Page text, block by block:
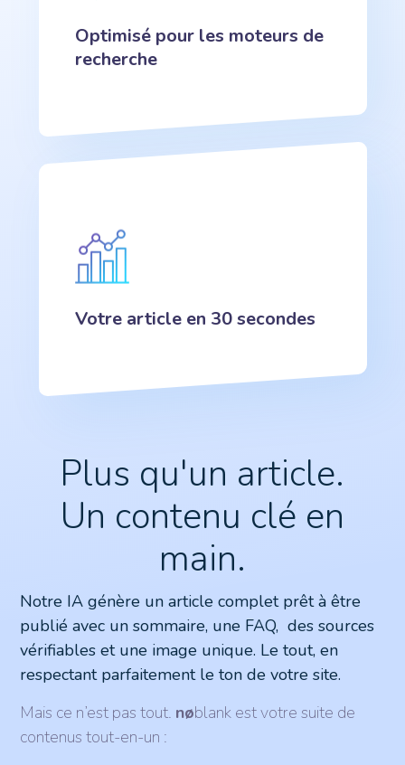
Optimisé pour les moteurs de
recherche
Votre article en 30 secondes
Plus qu'un article.
Un contenu clé en
main.
Notre IA génère un article complet prêt à être
publié avec un sommaire, une FAQ, des sources
vérifiables et une image unique. Le tout, en
respectant parfaitement le ton de votre site.
Mais ce n’est pas tout. nøblank est votre suite de
contenus tout-en-un :